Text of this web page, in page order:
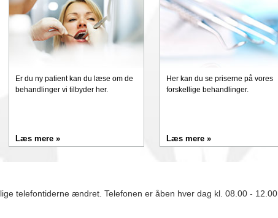
Er du ny patient kan du læse om de
behandlinger vi tilbyder her.
Læs mere »
Her kan du se priserne på vores
forskellige behandlinger.
Læs mere »
telefontiderne ændret. Telefonen er åben hver dag kl. 08.00 - 12.00.